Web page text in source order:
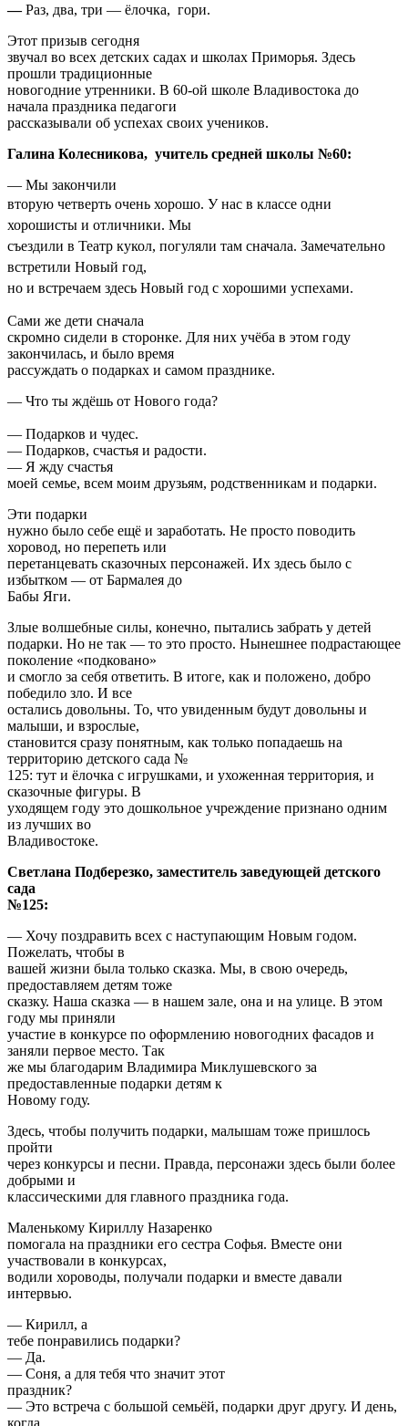
—Раз, два, три — ёлочка, гори.
Этот призыв сегодня
звучал во всех детских садах и школах Приморья. Здесь
прошли традиционные
новогодние утренники. В 60-ой школе Владивостока до
начала праздника педагоги
рассказывали об успехах своих учеников.
Галина Колесникова, учитель средней школы №60:
— Мы закончили
вторую четверть очень хорошо. У нас в классе одни
хорошисты и отличники. Мы
съездили в Театр кукол, погуляли там сначала. Замечательно
встретили Новый год,
но и встречаем здесь Новый год с хорошими успехами.
Сами же дети сначала
скромно сидели в сторонке. Для них учёба в этом году
закончилась, и было время
рассуждать о подарках и самом празднике.
— Что ты ждёшь от Нового года?
— Подарков и чудес.
— Подарков, счастья и радости.
— Я жду счастья
моей семье, всем моим друзьям, родственникам и подарки.
Эти подарки
нужно было себе ещё и заработать. Не просто поводить
хоровод, но перепеть или
перетанцевать сказочных персонажей. Их здесь было с
избытком — от Бармалея до
Бабы Яги.
Злые волшебные силы, конечно, пытались забрать у детей
подарки. Но не так — то это просто. Нынешнее подрастающее
поколение «подковано»
и смогло за себя ответить. В итоге, как и положено, добро
победило зло. И все
остались довольны. То, что увиденным будут довольны и
малыши, и взрослые,
становится сразу понятным, как только попадаешь на
территорию детского сада №
125: тут и ёлочка с игрушками, и ухоженная территория, и
сказочные фигуры. В
уходящем году это дошкольное учреждение признано одним
из лучших во
Владивостоке.
Светлана Подберезко, заместитель заведующей детского
сада
№125:
— Хочу поздравить всех с наступающим Новым годом.
Пожелать, чтобы в
вашей жизни была только сказка. Мы, в свою очередь,
предоставляем детям тоже
сказку. Наша сказка — в нашем зале, она и на улице. В этом
году мы приняли
участие в конкурсе по оформлению новогодних фасадов и
заняли первое место. Так
же мы благодарим Владимира Миклушевского за
предоставленные подарки детям к
Новому году.
Здесь, чтобы получить подарки, малышам тоже пришлось
пройти
через конкурсы и песни. Правда, персонажи здесь были более
добрыми и
классическими для главного праздника года.
Маленькому Кириллу Назаренко
помогала на праздники его сестра Софья. Вместе они
участвовали в конкурсах,
водили хороводы, получали подарки и вместе давали
интервью.
— Кирилл, а
тебе понравились подарки?
— Да.
— Соня, а для тебя что значит этот
праздник?
— Это встреча с большой семьёй, подарки друг другу. И день,
когда